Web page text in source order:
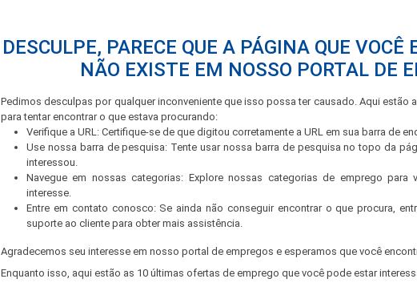
DESCULPE, PARECE QUE A PÁGINA QUE VOCÊ
NÃO EXISTE EM NOSSO PORTAL DE
Pedimos desculpas por qualquer inconveniente que isso possa ter causado. Aqui estão
para tentar encontrar o que estava procurando:
Verifique a URL: Certifique-se de que digitou corretamente a URL em sua barra de
Use nossa barra de pesquisa: Tente usar nossa barra de pesquisa no topo da
interessou.
Navegue em nossas categorias: Explore nossas categorias de emprego
interesse.
Entre em contato conosco: Se ainda não conseguir encontrar o que procura,
suporte ao cliente para obter mais assistência.
Agradecemos seu interesse em nosso portal de empregos e esperamos que você
Enquanto isso, aqui estão as 10 últimas ofertas de emprego que você pode estar